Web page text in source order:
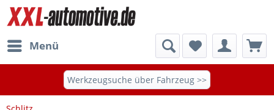
Menü
Werkzeugsuche über Fahrzeug >>